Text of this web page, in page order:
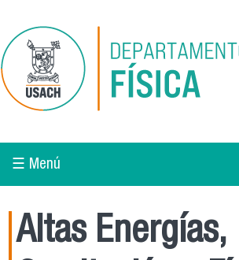
☰ Menú
Altas Energías,